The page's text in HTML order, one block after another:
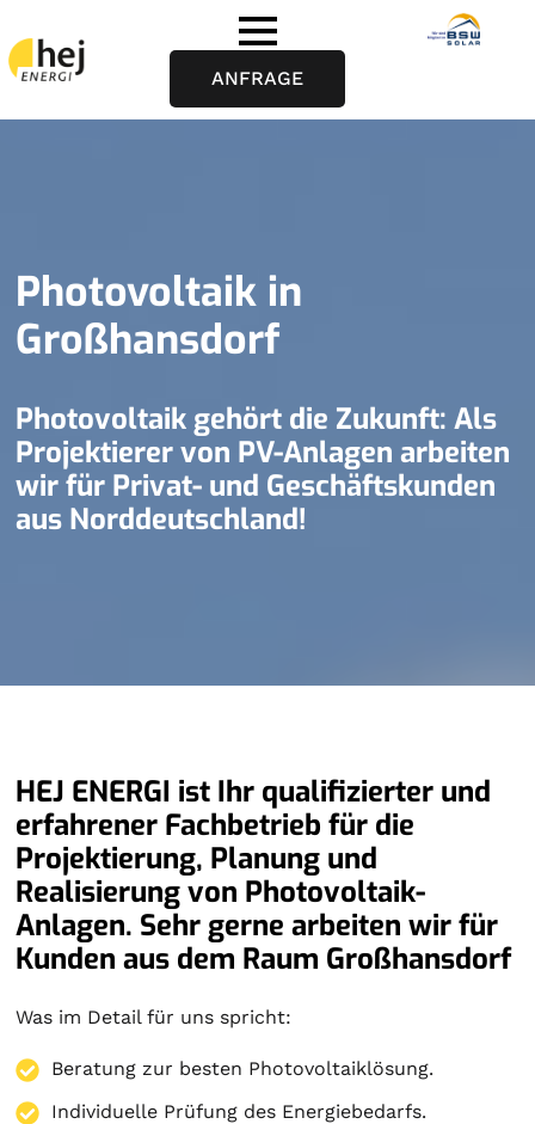
ANFRAGE
Photovoltaik in
Großhansdorf
Photovoltaik gehört die Zukunft: Als
Projektierer von PV-Anlagen arbeiten
wir für Privat- und Geschäftskunden
aus Norddeutschland!
HEJ ENERGI ist Ihr qualifizierter und
erfahrener Fachbetrieb für die
Projektierung, Planung und
Realisierung von Photovoltaik-
Anlagen. Sehr gerne arbeiten wir für
Kunden aus dem Raum Großhansdorf
Was im Detail für uns spricht:
Beratung zur besten Photovoltaiklösung.
Individuelle Prüfung des Energiebedarfs.